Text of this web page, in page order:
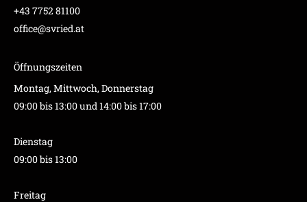
+43 7752 81100
office@svried.at
Öffnungszeiten
Montag, Mittwoch, Donnerstag
09:00 bis 13:00 und 14:00 bis 17:00
Dienstag
09:00 bis 13:00
Freitag